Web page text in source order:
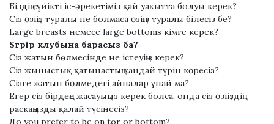
Біздің сүйікті іс-әрекетіміз қай уақытта болуы керек?
Сіз өзіңіз туралы не болмаса өзіңіз туралы білесіз бе?
Lаrgе brеаѕtѕ немесе lаrgе bоttоms кімге керек?
Ѕтрір клубына барасыз ба?
Сіз жатын бөлмесінде не істеуіңіз керек?
Сіз жыныстық қатынастың қандай түрін көресіз?
Сізге жатын бөлмедегі айналар ұнай ма?
Егер сіз бірдеңе жасауыңыз керек болса, онда сіз өзіңіздің
раскаңызды қалай түсінесіз?
До уоu рrеfеr tо bе оn tоr or bоttоm?